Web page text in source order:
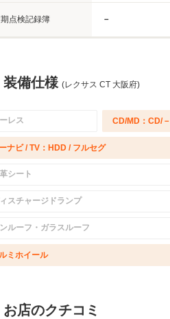
点検記録簿 －
装備仕様 (レクサス CT 大阪府)
レス CD/MD：CD/－
ナビ / TV：HDD / フルセグ
シート
スチャージドランプ
ルーフ・ガラスルーフ
ミホイール
お店のクチコミ